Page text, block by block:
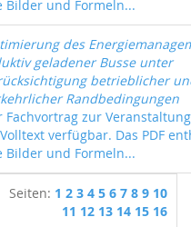
Bilder und Formeln...
des
geladener Busse unter
betrieblicher
Randbedingungen
Fachvortrag zur
verfügbar. Das PDF
Bilder und Formeln...
Seiten: 1 2 3 4 5 6 7 8 9 10
11 12 13 14 15 16